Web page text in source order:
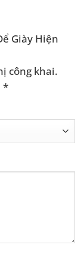
Giày Hiện
công khai.
*